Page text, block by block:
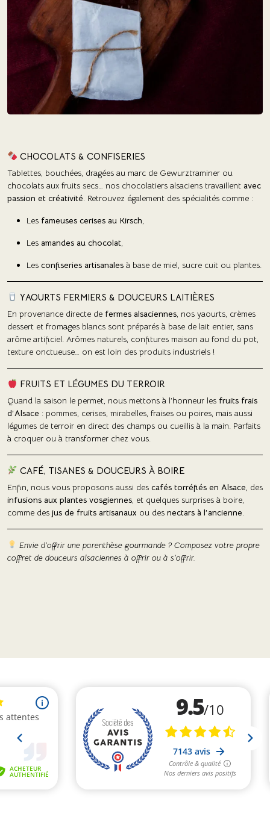
CHOCOLATS & CONFISERIES
Tablettes, bouchées, dragées au marc de Gewurztraminer ou
chocolats aux fruits secs… nos chocolatiers alsaciens travaillent avec
passion et créativité. Retrouvez également des spécialités comme :
Les fameuses cerises au Kirsch,
Les amandes au chocolat,
Les confiseries artisanales à base de miel, sucre cuit ou plantes.
YAOURTS FERMIERS & DOUCEURS LAITIÈRES
En provenance directe de fermes alsaciennes, nos yaourts, crèmes
dessert et fromages blancs sont préparés à base de lait entier, sans
arôme artificiel. Arômes naturels, confitures maison au fond du pot,
texture onctueuse… on est loin des produits industriels !
FRUITS ET LÉGUMES DU TERROIR
Quand la saison le permet, nous mettons à l’honneur les fruits frais
d’Alsace : pommes, cerises, mirabelles, fraises ou poires, mais aussi
légumes de terroir en direct des champs ou cueillis à la main. Parfaits
à croquer ou à transformer chez vous.
CAFÉ, TISANES & DOUCEURS À BOIRE
Enfin, nous vous proposons aussi des cafés torréfiés en Alsace, des
infusions aux plantes vosgiennes, et quelques surprises à boire,
comme des jus de fruits artisanaux ou des nectars à l’ancienne.
Envie d’offrir une parenthèse gourmande ? Composez votre propre
coffret de douceurs alsaciennes à offrir ou à s’offrir.